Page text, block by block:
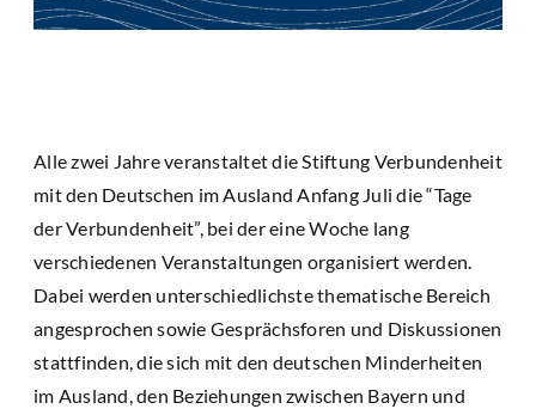
Alle zwei Jahre veranstaltet die Stiftung Verbundenheit
mit den Deutschen im Ausland Anfang Juli die “Tage
der Verbundenheit”, bei der eine Woche lang
verschiedenen Veranstaltungen organisiert werden.
Dabei werden unterschiedlichste thematische Bereich
angesprochen sowie Gesprächsforen und Diskussionen
stattfinden, die sich mit den deutschen Minderheiten
im Ausland, den Beziehungen zwischen Bayern und